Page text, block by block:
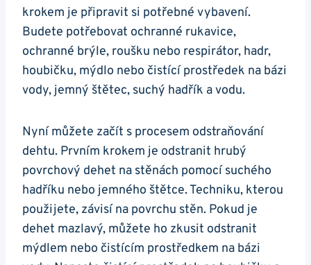
krokem je připravit si ‍potřebné vybavení.
‍Budete ‌potřebovat ochranné rukavice,‍
ochranné brýle, roušku nebo ⁣respirátor, hadr,
houbičku, mýdlo nebo⁢ čistící prostředek na ‍bázi
‍vody,⁣ jemný⁢ štětec, suchý hadřík a vodu.
Nyní⁢ můžete‍ začít s⁣ procesem odstraňování
dehtu.⁣ Prvním krokem je odstranit hrubý
povrchový dehet na stěnách pomocí suchého
hadříku nebo jemného štětce. Techniku, ⁢kterou
použijete, závisí ​na‍ povrchu ​stěn. Pokud je
dehet mazlavý, můžete ⁢ho zkusit odstranit
‌mýdlem ‌nebo čistícím ​prostředkem⁣ na bázi